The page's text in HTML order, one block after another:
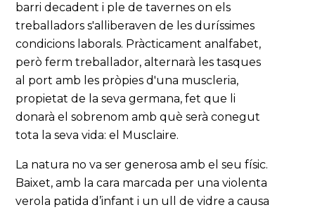
barri decadent i ple de tavernes on els
treballadors s'alliberaven de les duríssimes
condicions laborals. Pràcticament analfabet,
però ferm treballador, alternarà les tasques
al port amb les pròpies d'una muscleria,
propietat de la seva germana, fet que li
donarà el sobrenom amb què serà conegut
tota la seva vida: el Musclaire.
La natura no va ser generosa amb el seu físic.
Baixet, amb la cara marcada per una violenta
verola patida d’infant i un ull de vidre a causa